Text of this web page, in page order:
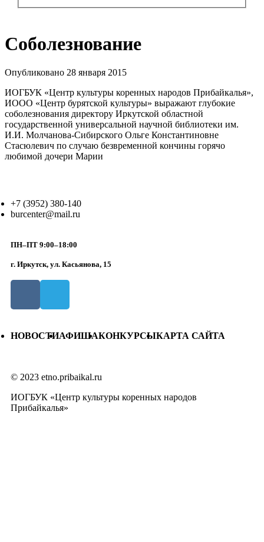
Соболезнование
Опубликовано 28 января 2015
ИОГБУК «Центр культуры коренных народов Прибайкалья»,
ИООО «Центр бурятской культуры» выражают глубокие
соболезнования директору Иркутской областной
государственной универсальной научной библиотеки им.
И.И. Молчанова-Сибирского Ольге Константиновне
Стасюлевич по случаю безвременной кончины горячо
любимой дочери Марии
+7 (3952) 380-140
burcenter@mail.ru
ПН–ПТ 9:00–18:00
г. Иркутск, ул. Касьянова, 15
НОВОСТИАФИШАКОНКУРСЫКАРТА САЙТА
© 2023 etno.pribaikal.ru
ИОГБУК «Центр культуры коренных народов
Прибайкалья»